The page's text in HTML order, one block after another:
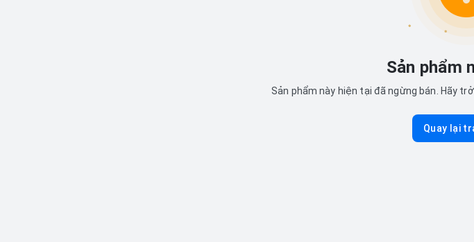
Sản phẩm
Sản phẩm này hiện tại đã ngừng bán. Hãy
Quay lại